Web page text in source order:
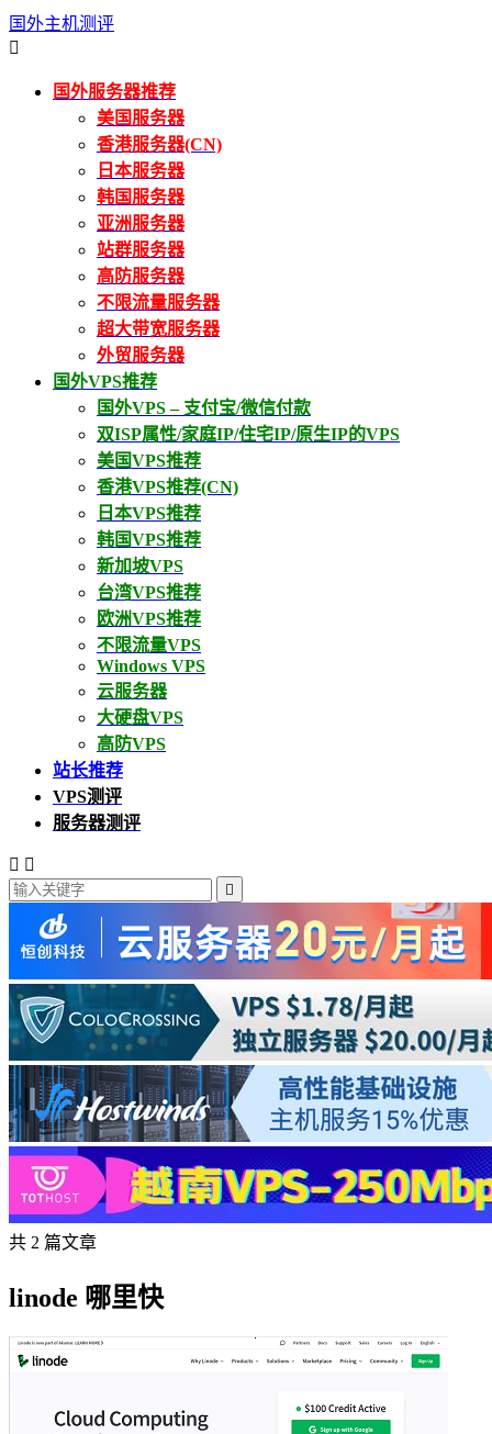
国外主机测评

国外服务器推荐
美国服务器
香港服务器(CN)
日本服务器
韩国服务器
亚洲服务器
站群服务器
高防服务器
不限流量服务器
超大带宽服务器
外贸服务器
国外VPS推荐
国外VPS – 支付宝/微信付款
双ISP属性/家庭IP/住宅IP/原生IP的VPS
美国VPS推荐
香港VPS推荐(CN)
日本VPS推荐
韩国VPS推荐
新加坡VPS
台湾VPS推荐
欧洲VPS推荐
不限流量VPS
Windows VPS
云服务器
大硬盘VPS
高防VPS
站长推荐
VPS测评
服务器测评
 

共 2 篇文章
linode 哪里快